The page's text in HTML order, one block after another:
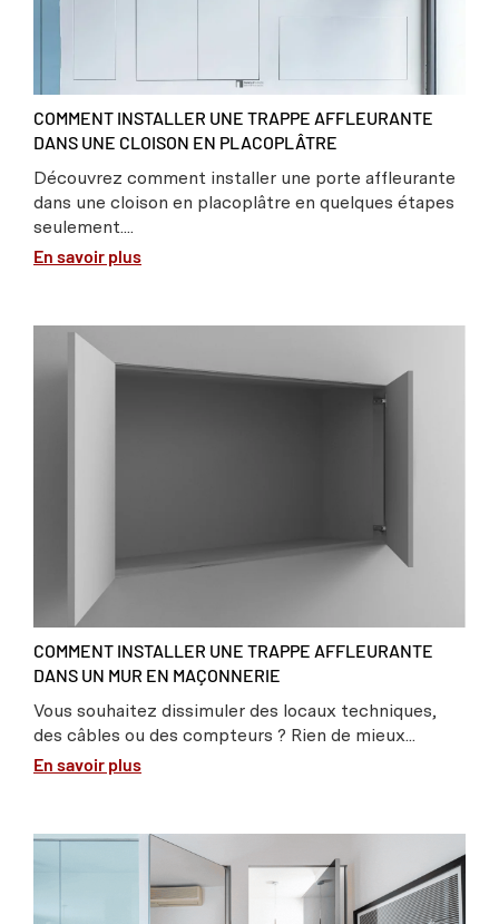
COMMENT INSTALLER UNE TRAPPE AFFLEURANTE
DANS UNE CLOISON EN PLACOPLÂTRE
Découvrez comment installer une porte affleurante
dans une cloison en placoplâtre en quelques étapes
seulement....
En savoir plus
COMMENT INSTALLER UNE TRAPPE AFFLEURANTE
DANS UN MUR EN MAÇONNERIE
Vous souhaitez dissimuler des locaux techniques,
des câbles ou des compteurs ? Rien de mieux...
En savoir plus